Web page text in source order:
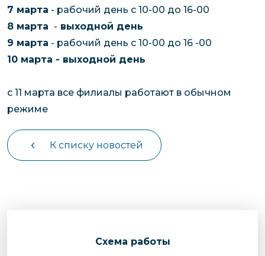
7 марта - рабочий день с 10-00 до 16-00
8 марта - выходной день
9 марта - рабочий день с 10-00 до 16 -00
10 марта - выходной день
с 11 марта все филиалы работают в обычном
режиме
К списку новостей
Cхема работы